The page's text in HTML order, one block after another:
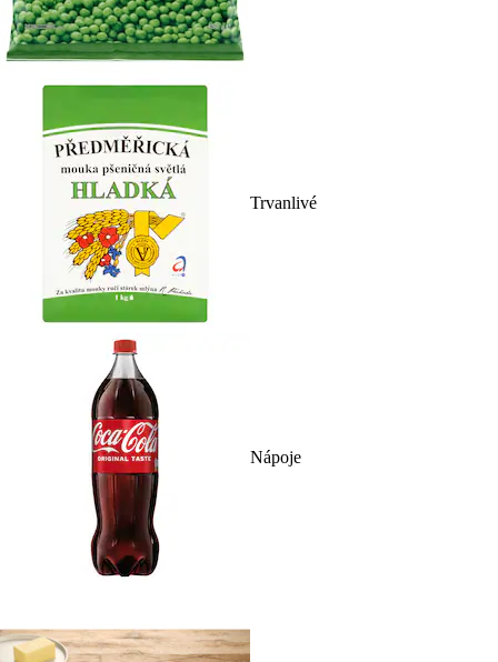
Trvanlivé
Nápoje